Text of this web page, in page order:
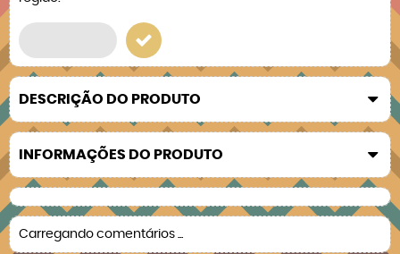
DESCRIÇÃO DO PRODUTO
INFORMAÇÕES DO PRODUTO
Carregando comentários ...